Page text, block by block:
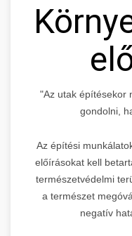
"Az utak építésekor
gondolni,
Az építési
előírásokat kell
természetvédelmi
a természet
negatív